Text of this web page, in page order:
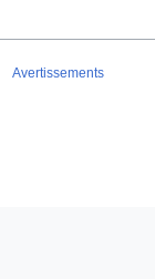
Avertissements